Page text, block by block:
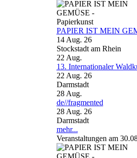
PAPIER IST MEIN
14 Aug. 26
Stockstadt am Rhein
22 Aug.
13. Internationaler
22 Aug. 26
Darmstadt
28 Aug.
de//fragmented
28 Aug. 26
Darmstadt
mehr...
Veranstaltungen am